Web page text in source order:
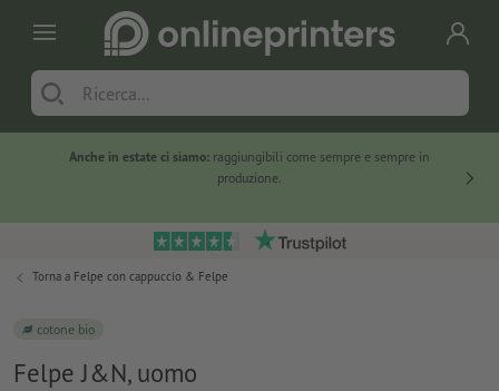
Anche in estate ci siamo: raggiungibili come sempre e sempre in
produzione.
Torna a Felpe con cappuccio & Felpe
cotone bio
Felpe J&N, uomo